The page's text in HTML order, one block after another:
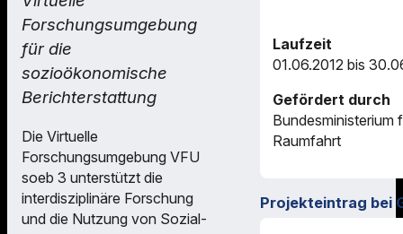
Forschungsumgebung
für die
sozioökonomische
Berichterstattung
Die Virtuelle
Forschungsumgebung VFU
soeb 3 unterstützt die
interdisziplinäre Forschung
und die Nutzung von Sozial-
Laufzeit
01.06.2012 bis
Gefördert durch
Bundesministerium
Raumfahrt
Projekteintrag bei